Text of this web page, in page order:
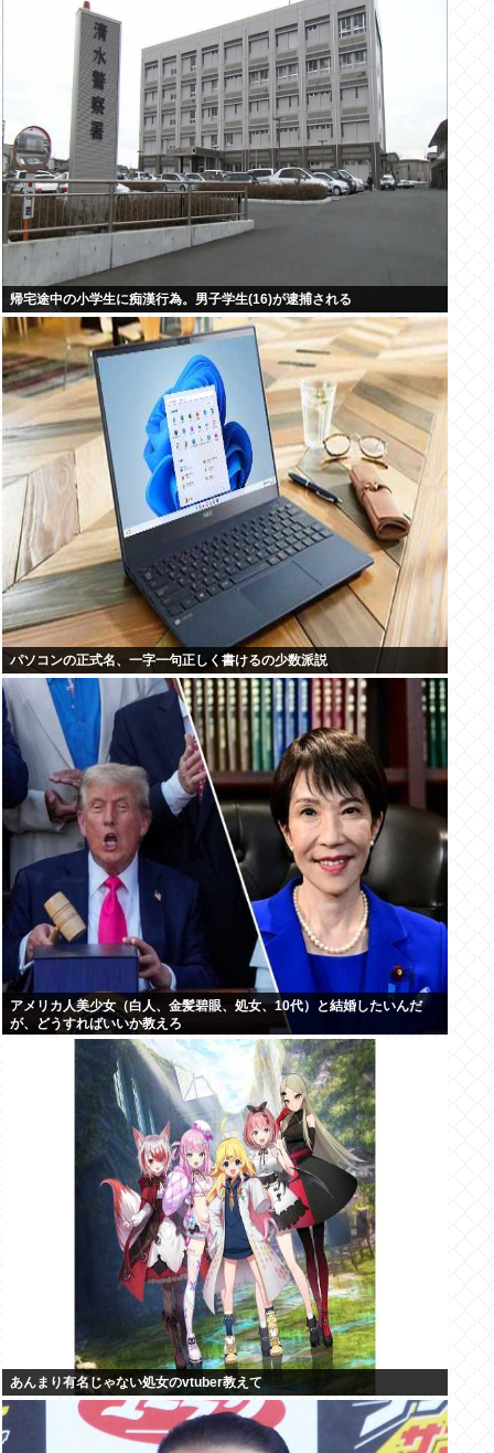
帰宅途中の小学生に痴漢行為。男子学生(16)が逮捕される
パソコンの正式名、一字一句正しく書けるの少数派説
アメリカ人美少女（白人、金髪碧眼、処女、10代）と結婚したいんだ
が、どうすればいいか教えろ
あんまり有名じゃない処女のvtuber教えて